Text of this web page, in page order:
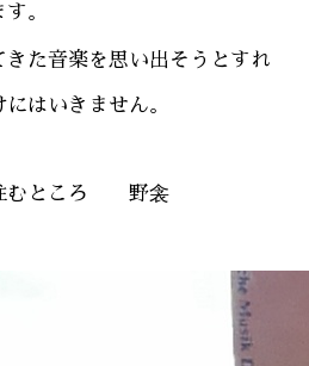
。
た音楽を思い出そうとすれ
はいきません。
住むところ 野衾